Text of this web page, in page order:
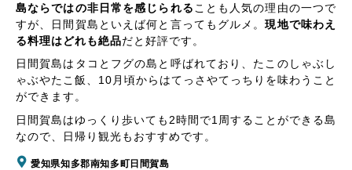
島ならではの非日常を感じられる ことも人気の理由の一つで
すが、日間賀島といえば何と言ってもグルメ。現地で味わえ
る料理はどれも絶品だと好評です。
日間賀島はタコとフグの島と呼ばれており、たこのしゃぶし
ゃぶやたこ飯、10月頃からはてっさやてっちりを味わうこと
ができます。
日間賀島はゆっくり歩いても2時間で1周することができる島
なので、日帰り観光もおすすめです。
愛知県知多郡南知多町日間賀島